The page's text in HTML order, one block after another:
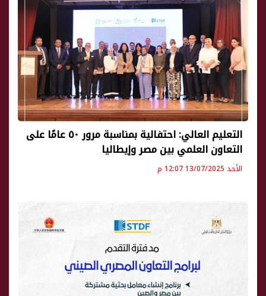
التعليم العالي: احتفالية بمناسبة مرور ٥٠ عامًا على
التعاون العلمي بين مصر وإيطاليا
الأحد 13/07/2025 12:07 م